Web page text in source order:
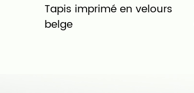
Tapis imprimé en velours
belge